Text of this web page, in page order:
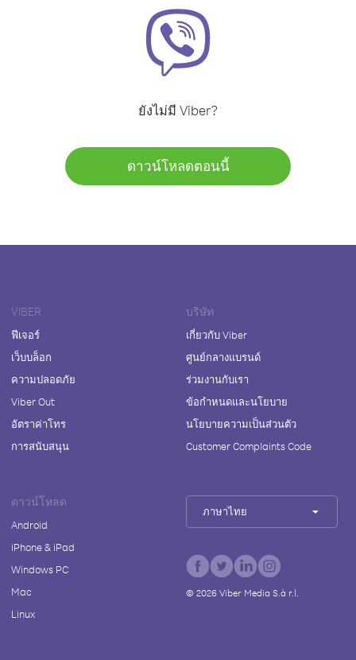
ยังไม่มี Viber?
ดาวน์โหลดตอนนี้
VIBER
ฟีเจอร์
เว็บบล็อก
ความปลอดภัย
Viber Out
อัตราค่าโทร
การสนับสนุน
บริษัท
เกี่ยวกับ Viber
ศูนย์กลางแบรนด์
ร่วมงานกับเรา
ข้อกำหนดและนโยบาย
นโยบายความเป็นส่วนตัว
Customer Complaints Code
ดาวน์โหลด
Android
iPhone & iPad
Windows PC
Mac
Linux
ภาษาไทย
© 2026Viber Media S.à r.l.